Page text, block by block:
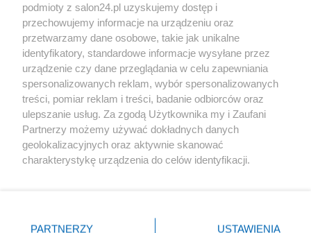
Społeczeństwo
Kultura
X Facebook Instagram Youtube
podmioty z salon24.pl uzyskujemy dostęp i
przechowujemy informacje na urządzeniu oraz
przetwarzamy dane osobowe, takie jak unikalne
identyfikatory, standardowe informacje wysyłane przez
urządzenie czy dane przeglądania w celu zapewniania
spersonalizowanych reklam, wybór spersonalizowanych
treści, pomiar reklam i treści, badanie odbiorców oraz
ulepszanie usług. Za zgodą Użytkownika my i Zaufani
Partnerzy możemy używać dokładnych danych
geolokalizacyjnych oraz aktywnie skanować
charakterystykę urządzenia do celów identyfikacji.
zmienić/wycofać klikając przycisk ustawień prywatności
PARTNERZY USTAWIENIA